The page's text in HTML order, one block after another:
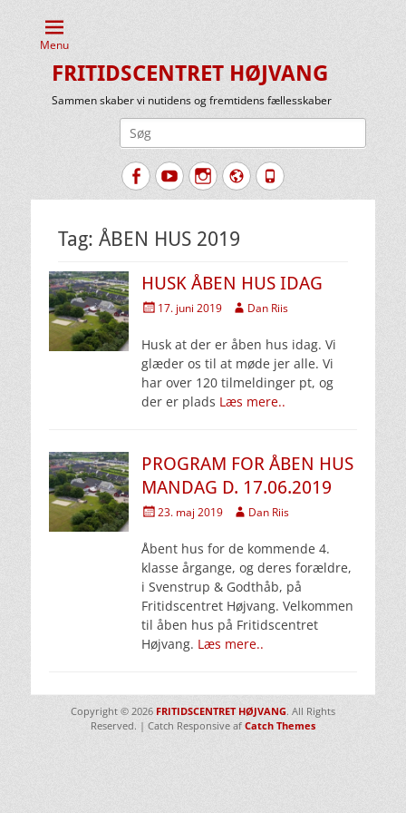
Menu
FRITIDSCENTRET HØJVANG
Sammen skaber vi nutidens og fremtidens fællesskaber
FacebookYouTubeInstagram
Website
Tlf.
Tag: ÅBEN HUS 2019
HUSK ÅBEN HUS IDAG
Udgivet17. juni 2019 Forfatter
Dan Riis
Husk at der er åben hus idag. Vi
glæder os til at møde jer alle. Vi
har over 120 tilmeldinger pt, og
der er plads Læs mere..
PROGRAM FOR ÅBEN HUS
MANDAG D. 17.06.2019
Udgivet
23. maj 2019 Forfatter
Dan Riis
Åbent hus for de kommende 4.
klasse årgange, og deres forældre,
i Svenstrup & Godthåb, på
Fritidscentret Højvang. Velkommen
til åben hus på Fritidscentret
Højvang. Læs mere..
Copyright © 2026 FRITIDSCENTRET HØJVANG. All Rights
Reserved. | Catch Responsive af Catch Themes